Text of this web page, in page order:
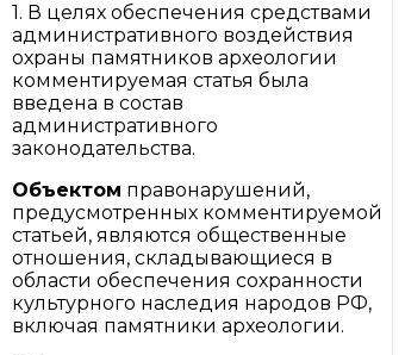
1. В целях обеспечения средствами
административного воздействия
охраны памятников археологии
комментируемая статья была
введена в состав
административного
законодательства.
Объектом правонарушений,
предусмотренных комментируемой
статьей, являются общественные
отношения, складывающиеся в
области обеспечения сохранности
культурного наследия народов РФ,
включая памятники археологии.